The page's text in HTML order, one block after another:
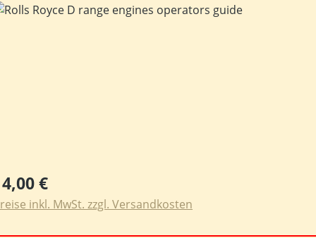
überspringen
Preis:
€
inkl. MwSt. zzgl. Versandkosten